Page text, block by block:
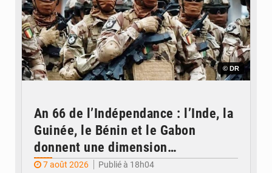
© DR
An 66 de l’Indépendance : l’Inde, la
Guinée, le Bénin et le Gabon
donnent une dimension
internationale au défilé de
7 août 2026
Publié à 18h04